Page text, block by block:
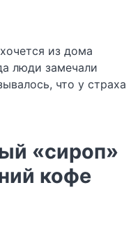
из дома
люди замечали
что у страха
«сироп»
кофе